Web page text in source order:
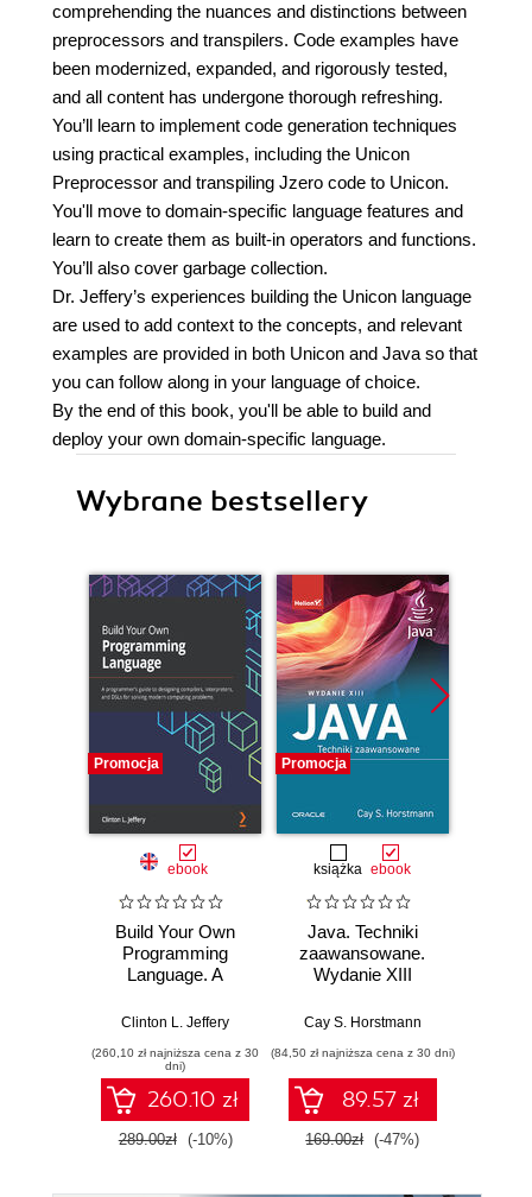
comprehending the nuances and distinctions between
preprocessors and transpilers. Code examples have
been modernized, expanded, and rigorously tested,
and all content has undergone thorough refreshing.
You’ll learn to implement code generation techniques
using practical examples, including the Unicon
Preprocessor and transpiling Jzero code to Unicon.
You'll move to domain-specific language features and
learn to create them as built-in operators and functions.
You’ll also cover garbage collection.
Dr. Jeffery’s experiences building the Unicon language
are used to add context to the concepts, and relevant
examples are provided in both Unicon and Java so that
you can follow along in your language of choice.
By the end of this book, you'll be able to build and
deploy your own domain-specific language.
Wybrane bestsellery
Promocja
ebook
Build Your Own
Programming
Language. A
guide to designing
interpreters, and
DSLs for solving
modern computing
problems
Clinton L. Jeffery
(260,10 zł najniższa cena z 30
dni)
260.10 zł
289.00zł (-10%)
Promocja
książka ebook
Java. Techniki
zaawansowane.
Wydanie XIII
Cay S. Horstmann
(84,50 zł najniższa cena z 30 dni)
89.57 zł
169.00zł (-47%)